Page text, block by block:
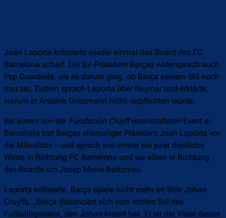
Joan Laporta kritisierte wieder einmal das Board des FC
Barcelona scharf. Der Ex-Präsident Barças widersprach auch
Pep Guardiola, als es darum ging, ob Barça seinem Stil noch
treu sei. Zudem sprach Laporta über Neymar und erklärte,
warum er Antoine Griezmann nicht verpflichten würde.
Bei einem von der Fundación Cruyffveranstalteten Event in
Barcelona trat Barças ehemaliger Präsident Joan Laporta vor
die Mikrofone – und sprach wie immer ein paar deutliche
Worte in Richtung FC Barcelona und vor allem in Richtung
des Boards um Josep Maria Bartomeu.
Laporta kritisierte, Barça spiele nicht mehr im Stile Johan
Cruyffs. „Barça distanziert sich vom echten Stil des
Fußballspielens, den Johan kreiert hat. Er ist der Vater dieses